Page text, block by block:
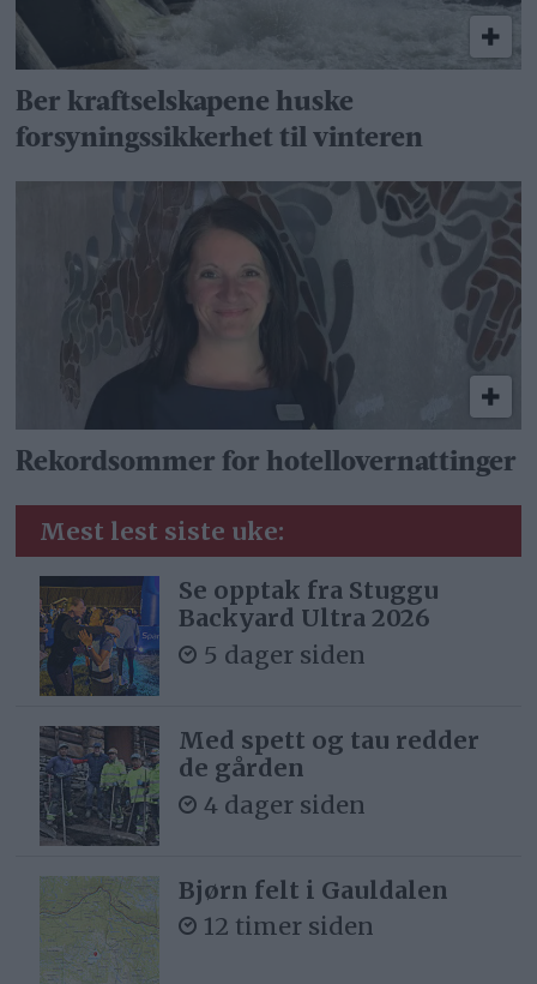
Ber kraftselskapene huske
forsyningssikkerhet til vinteren
Rekordsommer for hotellovernattinger
Mest lest siste uke:
Se opptak fra Stuggu
Backyard Ultra 2026
5 dager siden
Med spett og tau redder
de gården
4 dager siden
Bjørn felt i Gauldalen
12 timer siden